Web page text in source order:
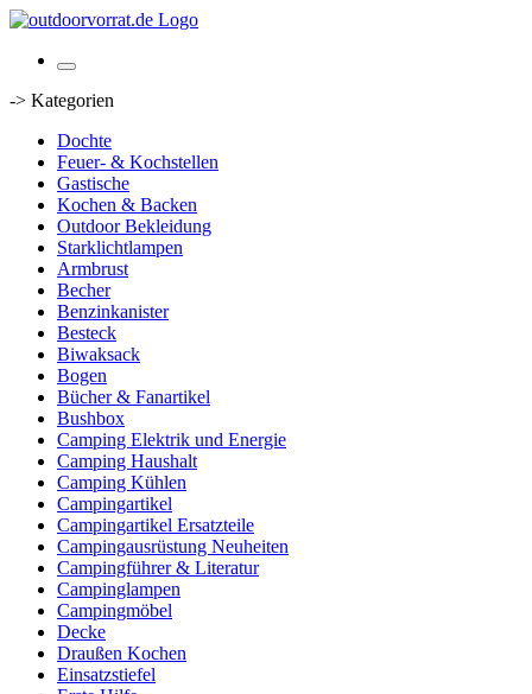
-> Kategorien
Dochte
Feuer- & Kochstellen
Gastische
Kochen & Backen
Outdoor Bekleidung
Starklichtlampen
Armbrust
Becher
Benzinkanister
Besteck
Biwaksack
Bogen
Bücher & Fanartikel
Bushbox
Camping Elektrik und Energie
Camping Haushalt
Camping Kühlen
Campingartikel
Campingartikel Ersatzteile
Campingausrüstung Neuheiten
Campingführer & Literatur
Campinglampen
Campingmöbel
Decke
Draußen Kochen
Einsatzstiefel